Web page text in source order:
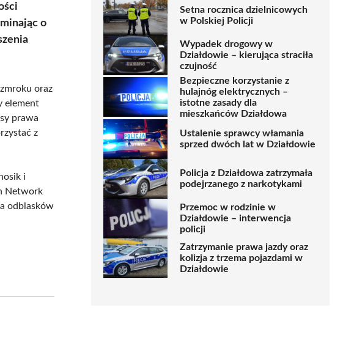
o
oraz
element
prawa
z
i
Network
odblasków
Setna rocznica dzielnicowych
w Polskiej Policji
Wypadek drogowy w
Działdowie – kierująca straciła
czujność
Bezpieczne korzystanie z
hulajnóg elektrycznych –
istotne zasady dla
mieszkańców Działdowa
Ustalenie sprawcy włamania
sprzed dwóch lat w Działdowie
Policja z Działdowa zatrzymała
podejrzanego z narkotykami
Przemoc w rodzinie w
Działdowie – interwencja
policji
Zatrzymanie prawa jazdy oraz
kolizja z trzema pojazdami w
Działdowie